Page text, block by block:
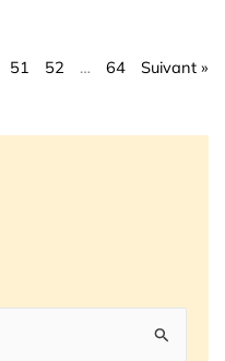
51 52 … 64 Suivant »